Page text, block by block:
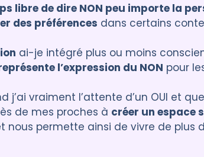
libre de dire NON peu importe la
des préférences dans certains
ai-je intégré plus ou moins
l’expression du NON pour
j’ai vraiment l’attente d’un OUI et
de mes proches à créer un espace
nous permette ainsi de vivre de plus